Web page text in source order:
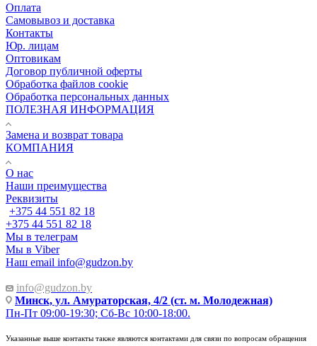
Оплата
Самовывоз и доставка
Контакты
Юр. лицам
Оптовикам
Договор публичной оферты
Обработка файлов cookie
Обработка персональных данных
ПОЛЕЗНАЯ ИНФОРМАЦИЯ
Замена и возврат товара
КОМПАНИЯ
О нас
Наши преимущества
Реквизиты
+375 44 551 82 18
+375 44 551 82 18
Мы в телеграм
Мы в Viber
Наш email info@gudzon.by
info@gudzon.by
Минск, ул. Амураторская, 4/2 (ст. м. Молодежная)
Пн-Пт 09:00-19:30; Сб-Вс 10:00-18:00.
Указанные выше контакты также являются контактами для связи по вопросам обращения